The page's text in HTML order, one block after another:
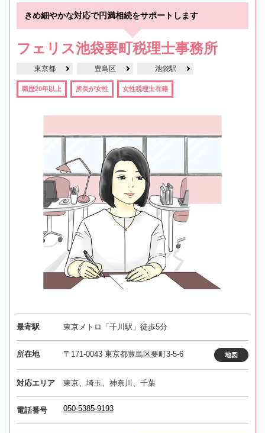
きめ細やかな対応で円満相続をサポートします
フェリス池袋要町税理士事務所
東京都 豊島区 池袋駅
職歴20年以上 所長が女性 女性税理士在籍
最寄駅 東京メトロ「千川駅」徒歩5分
所在地 〒171-0043 東京都豊島区要町3-5-6 地図
対応エリア 東京、埼玉、神奈川、千葉
電話番号 050-5385-9193